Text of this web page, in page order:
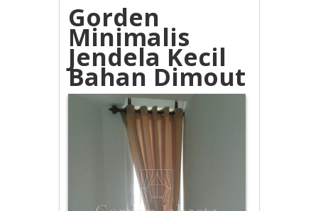
Gorden
Minimalis
Jendela Kecil
Bahan Dimout